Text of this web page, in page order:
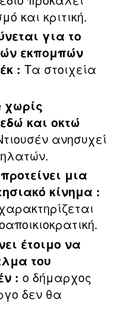
και κριτική.
για το
εκπομπών
: Τα στοιχεία
χωρίς
και οκτώ
ανησυχεί
μια
κίνημα :
έτοιμο να
του
: ο δήμαρχος
δεν θα